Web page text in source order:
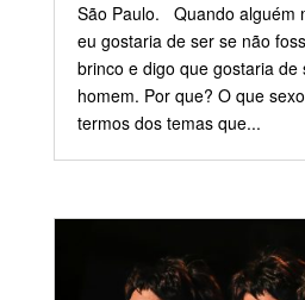
São Paulo. Quando alguém
eu gostaria de ser se não
brinco e digo que gostaria
homem. Por que? O que
termos dos temas que...